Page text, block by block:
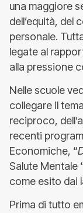
una maggiore
dell’equità, del
personale.
legate al
alla pressione
Nelle scuole
collegare il
reciproco,
recenti
Economiche, “
Salute Mentale
come esito dai
Prima di tutto